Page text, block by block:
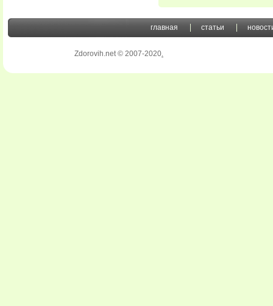
главная статьи
Zdorovih.net © 2007-2020